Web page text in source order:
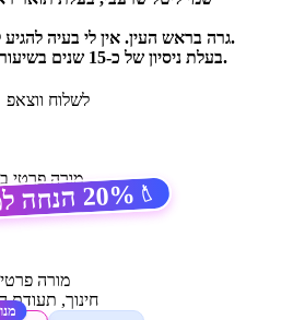
גרה בראש העין. אין לי בעיה להגיע לבית התלמיד או ללמד אצלי.
בעלת ניסיון של כ-15 שנים בשיעורים פרטיים ובקבוצות קטנות.
לשלוח ווצאפ
🏷️
20%
הנחה למנויים
מורה
חינוך, תעודת